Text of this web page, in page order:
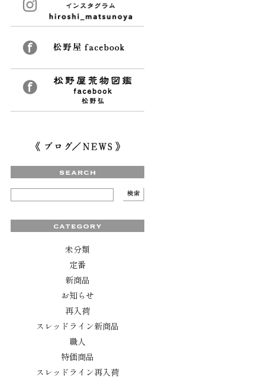
未分類
定番
新商品
お知らせ
再入荷
スレッドライン新商品
職人
特価商品
スレッドライン再入荷